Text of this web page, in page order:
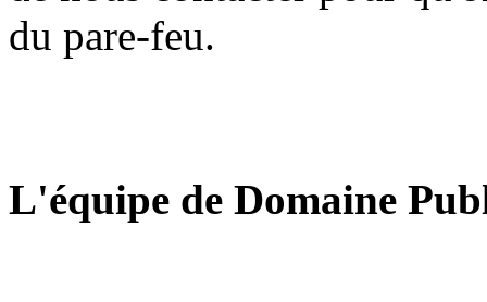
du pare-feu.
L'équipe de Domaine